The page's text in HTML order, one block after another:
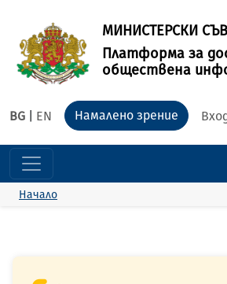
МИНИСТЕРСКИ
Платформа за
обществена
BG EN Намалено зрение
Начало